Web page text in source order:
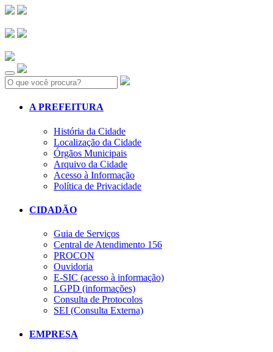
Search:
A PREFEITURA
História da Cidade
Localização da Cidade
Órgãos Municipais
Arquivo da Cidade
Acesso à Informação
Política de Privacidade
CIDADÃO
Guia de Serviços
Central de Atendimento 156
PROCON
Ouvidoria
E-SIC (acesso à informação)
LGPD (informações)
Consulta de Protocolos
SEI (Consulta Externa)
EMPRESA